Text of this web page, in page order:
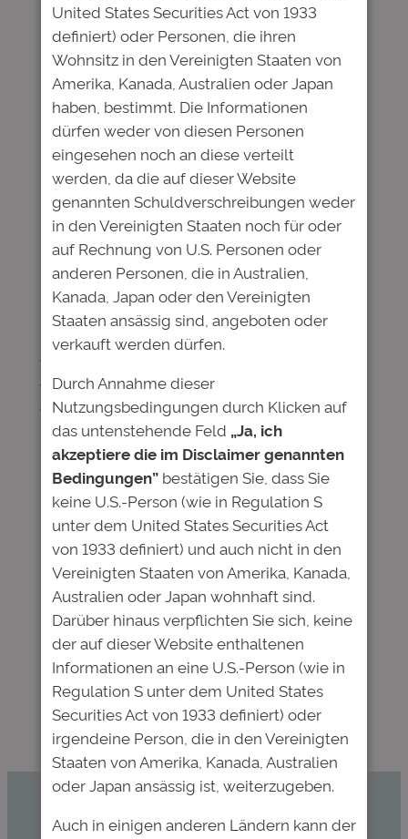
Juni 30, 2017—vonDeutsche Bildung
News
Im Studienkredittest des Centrums für
Hochschulentwicklung (CHE) wurde die
Studienförderung der Deutschen Bildung, die durch
Investments privater und institutioneller Anleger
ermöglicht wird, erneut als einer der besten Anbieter
ausgezeichnet. Bestnoten gab es für die Kriterien
Risikobegrenzung, Flexibilität, Zugang und Kapazität.
Getestet wurden 43 Studienkredite und Studienfonds,
die vom Centrum für Hochschulentwicklung allesamt
als seriöse Angebote…
Studienkredite im Test:
Studienfonds sind die bessere
Alternative
Juni 29, 2016— vonDeutsche Bildung
News, Pressemitteilungen
Der Studienkredittest 2016 des Centrums für
Hochschulentwicklung hat Studienfonds erneut mit
einer Spitzenbewertung ausgezeichnet. Studienfonds
unterscheiden sich von Krediten durch ihre
einkommensabhängige Rückzahlung, durch die eine
Überschuldung vermieden wird. Studenten werden
außerdem mit einem Förderprogramm durch das
Berufseinstieg vorbereitet. Beim Vergleich mit 38
weiteren Anbietern ist der Studienfonds der…
Kommen Sie mit uns ins Gespräch.
United States Securities Act von 1933
definiert) oder Personen, die ihren
Wohnsitz in den Vereinigten Staaten von
Amerika, Kanada, Australien oder Japan
haben, bestimmt. Die Informationen
dürfen weder von diesen Personen
eingesehen noch an diese verteilt
werden, da die auf dieser Website
genannten Schuldverschreibungen weder
in den Vereinigten Staaten noch für oder
auf Rechnung von U.S. Personen oder
anderen Personen, die in Australien,
Kanada, Japan oder den Vereinigten
Staaten ansässig sind, angeboten oder
verkauft werden dürfen.
Durch Annahme dieser
Nutzungsbedingungen durch Klicken auf
das untenstehende Feld „Ja, ich
akzeptiere die im Disclaimer genannten
Bedingungen” bestätigen Sie, dass Sie
keine U.S.-Person (wie in Regulation S
unter dem United States Securities Act
von 1933 definiert) und auch nicht in den
Vereinigten Staaten von Amerika, Kanada,
Australien oder Japan wohnhaft sind.
Darüber hinaus verpflichten Sie sich, keine
der auf dieser Website enthaltenen
Informationen an eine U.S.-Person (wie in
Regulation S unter dem United States
Securities Act von 1933 definiert) oder
irgendeine Person, die in den Vereinigten
Staaten von Amerika, Kanada, Australien
oder Japan ansässig ist, weiterzugeben.
Auch in einigen anderen Ländern kann der